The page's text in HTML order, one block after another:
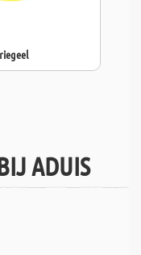
ADUIS